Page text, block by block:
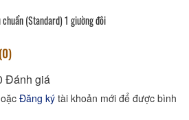
(Standard) 1 giường đôi
0)
Đánh giá
Đăng ký tài khoản mới để được bình